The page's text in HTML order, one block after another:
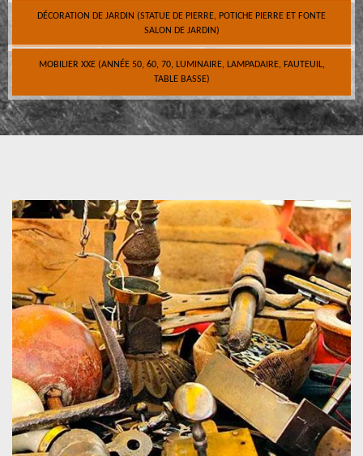
DÉCORATION DE JARDIN (STATUE DE PIERRE, POTICHE PIERRE ET FONTE
SALON DE JARDIN)
MOBILIER XXE (ANNÉE 50, 60, 70, LUMINAIRE, LAMPADAIRE, FAUTEUIL,
TABLE BASSE)